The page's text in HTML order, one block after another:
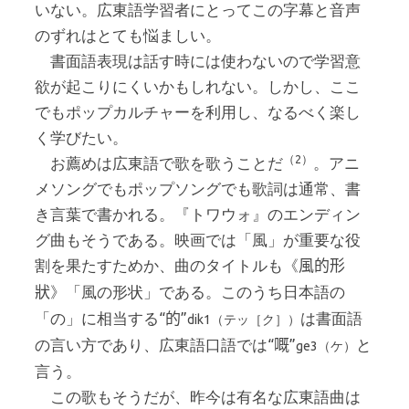
いない。広東語学習者にとってこの字幕と音声
のずれはとても悩ましい。
書面語表現は話す時には使わないので学習意
欲が起こりにくいかもしれない。しかし、ここ
でもポップカルチャーを利用し、なるべく楽し
く学びたい。
お薦めは広東語で歌を歌うことだ （2）
。アニ
メソングでもポップソングでも歌詞は通常、書
き言葉で書かれる。『トワウォ』のエンディン
グ曲もそうである。映画では「風」が重要な役
割を果たすためか、曲のタイトルも《風的形
狀》「風の形状」である。このうち日本語の
「の」に相当する“的”dik1（テッ［ク］） は書面語
の言い方であり、広東語口語では“嘅”ge3（ケ）
と
言う。
この歌もそうだが、昨今は有名な広東語曲は